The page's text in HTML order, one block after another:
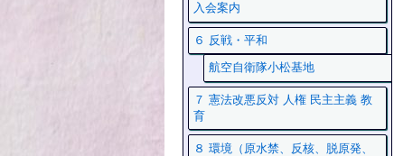
入会案内
６ 反戦・平和
航空自衛隊小松基地
７ 憲法改悪反対 人権 民主主義 教
育
８ 環境（原水禁、反核、脱原発、